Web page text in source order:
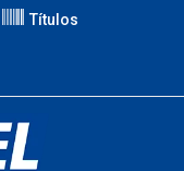
Títulos